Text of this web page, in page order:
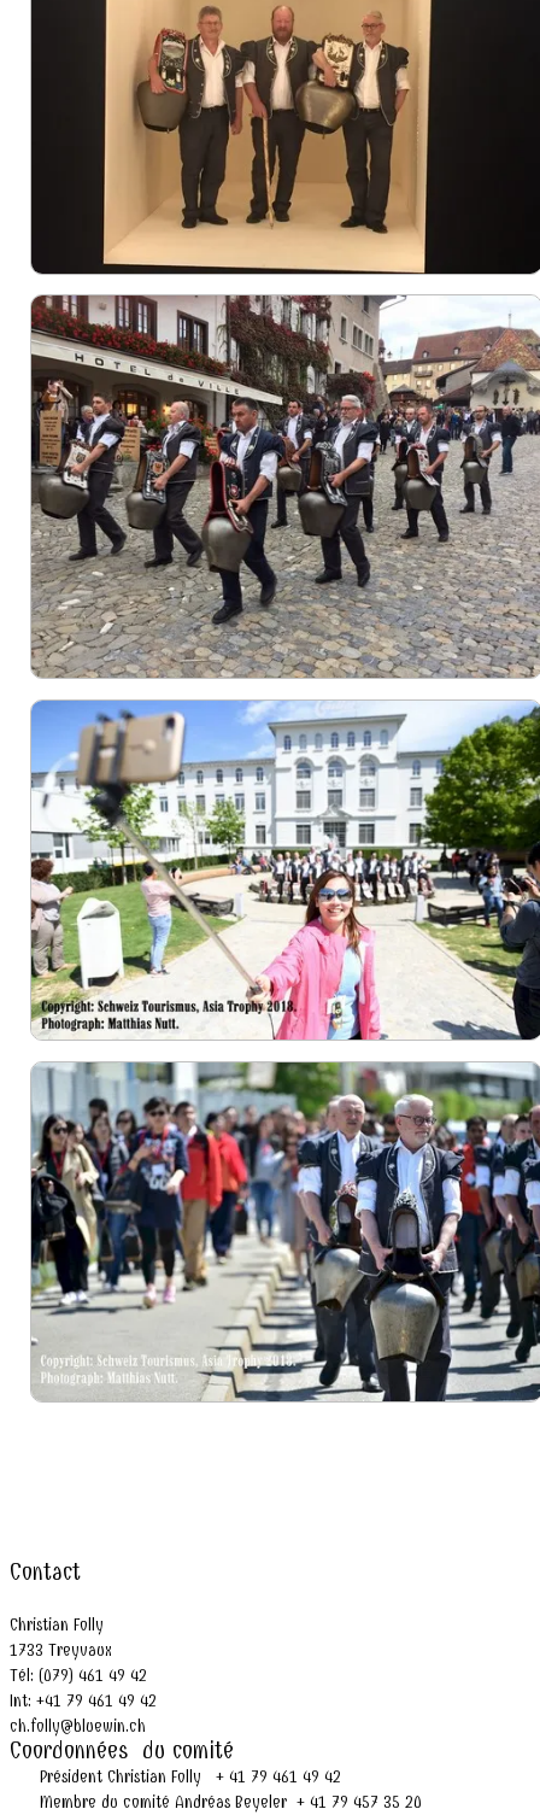
Contact
Christian Folly
1733 Treyvaux
Tél: (079) 461 49 42
Int: +41 79 461 49 42
ch.folly@bluewin.ch
Coordonnées du comité
Président Christian Folly + 41 79 461 49 42
Membre du comité Andréas Beyeler + 41 79 457 35 20